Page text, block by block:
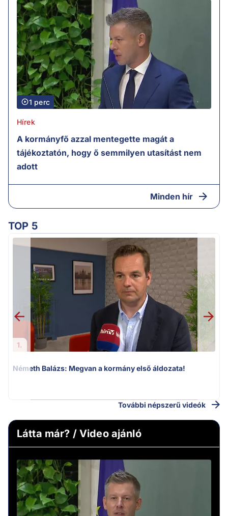
1 perc
Hírek
A kormányfő azzal mentegette magát a
tájékoztatón, hogy ő semmilyen utasítást nem
adott
Minden hír
TOP 5
1.
Németh Balázs: Megvan a kormány első áldozata!
További népszerű videók
Látta már? / Video ajánló